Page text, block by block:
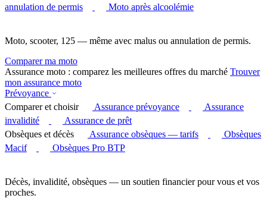
annulation de permis
Moto après alcoolémie
Moto, scooter, 125 — même avec malus ou annulation de permis.
Comparer ma moto
Assurance moto : comparez les meilleures offres du marché Trouver
mon assurance moto
Prévoyance
Comparer et choisir
Assurance prévoyance
Assurance
invalidité
Assurance de prêt
Obsèques et décès
Assurance obsèques — tarifs
Obsèques
Macif
Obsèques Pro BTP
Décès, invalidité, obsèques — un soutien financier pour vous et vos
proches.